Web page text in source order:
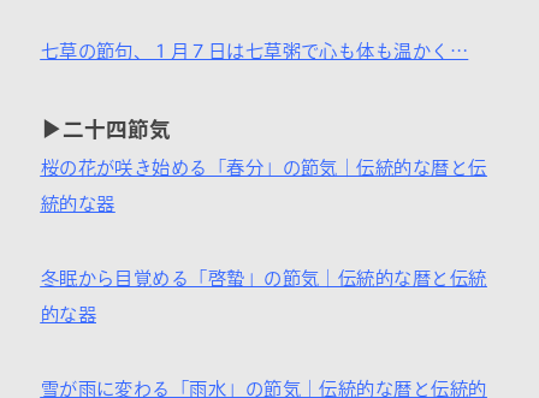
七草の節句、１月７日は七草粥で心も体も温かく…
▶二十四節気
桜の花が咲き始める「春分」の節気｜伝統的な暦と伝
統的な器
冬眠から目覚める「啓蟄」の節気｜伝統的な暦と伝統
的な器
雪が雨に変わる「雨水」の節気｜伝統的な暦と伝統的